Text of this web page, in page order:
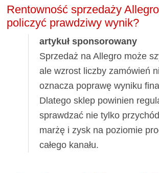
Rentowność sprzedaży
policzyć prawdziwy wynik?
artykuł sponsorowany
Sprzedaż na Allegro może
ale wzrost liczby zamówień
oznacza poprawę wyniku
Dlatego sklep powinien
sprawdzać nie tylko
marżę i zysk na poziomie
całego kanału.